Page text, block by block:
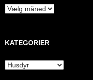
Arkiver
KATEGORIER
Kategorier